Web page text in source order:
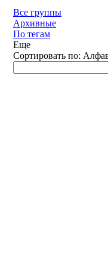
Все группы
Архивные
По тегам
Еще
Сортировать по: